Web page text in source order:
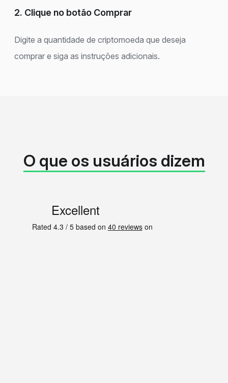
2. Clique no botão Comprar
Digite a quantidade de criptomoeda que deseja
comprar e siga as instruções adicionais.
O que os usuários dizem